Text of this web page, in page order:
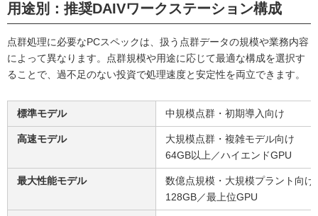
用途別：推奨DAIVワークステーション構成
点群処理に必要なPCスペックは、扱う点群データの規模や業務内容
によって異なります。点群規模や用途に応じて最適な構成を選択す
ることで、過不足のない投資で処理速度と安定性を両立できます。
標準モデル 中規模点群・初期導入向け
高速モデル
大規模点群・複雑モデル向け
64GB以上／ハイエンドGPU
最大性能モデル
数億点規模・大規模プラント向け
128GB／最上位GPU